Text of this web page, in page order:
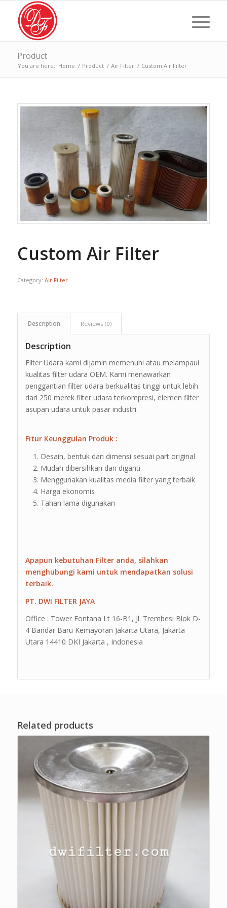
Product
You are here: Home / Product / Air Filter / Custom Air Filter
Custom Air Filter
Category: Air Filter
Description Reviews (0)
Description
Filter Udara kami dijamin memenuhi atau melampaui
kualitas filter udara OEM. Kami menawarkan
penggantian filter udara berkualitas tinggi untuk lebih
dari 250 merek filter udara terkompresi, elemen filter
asupan udara untuk pasar industri.
Fitur Keunggulan Produk :
Desain, bentuk dan dimensi sesuai part original
Mudah dibersihkan dan diganti
Menggunakan kualitas media filter yang terbaik
Harga ekonomis
Tahan lama digunakan
Apapun kebutuhan Filter anda, silahkan
menghubungi kami untuk mendapatkan solusi
terbaik.
PT. DWI FILTER JAYA
Office : Tower Fontana Lt 16-B1, Jl. Trembesi Blok D-
4 Bandar Baru Kemayoran Jakarta Utara, Jakarta
Utara 14410 DKI Jakarta , Indonesia
Related products